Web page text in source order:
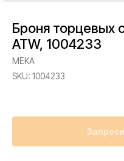
Броня торцевых
ATW, 1004233
MEKA
SKU: 1004233